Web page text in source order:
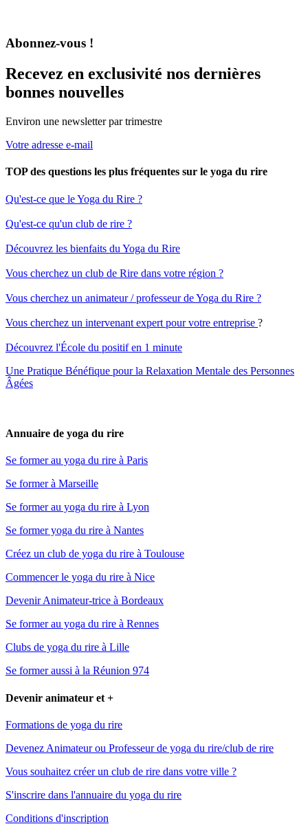
Abonnez-vous !
Recevez en exclusivité nos dernières
bonnes nouvelles
Environ une newsletter par trimestre
Votre adresse e-mail
TOP des questions les plus fréquentes sur le yoga du rire
Qu'est-ce que le Yoga du Rire ?
Qu'est-ce qu'un club de rire ?
Découvrez les bienfaits du Yoga du Rire
Vous cherchez un club de Rire dans votre région ?
Vous cherchez un animateur / professeur de Yoga du Rire ?
Vous cherchez un intervenant expert pour votre entreprise ?
Découvrez l'École du positif en 1 minute
Une Pratique Bénéfique pour la Relaxation Mentale des Personnes
Âgées
Annuaire de yoga du rire
Se former au yoga du rire à Paris
Se former à Marseille
Se former au yoga du rire à Lyon
Se former yoga du rire à Nantes
Créez un club de yoga du rire à Toulouse
Commencer le yoga du rire à Nice
Devenir Animateur-trice à Bordeaux
Se former au yoga du rire à Rennes
Clubs de yoga du rire à Lille
Se former aussi à la Réunion 974
Devenir animateur et +
Formations de yoga du rire
Devenez Animateur ou Professeur de yoga du rire/club de rire
Vous souhaitez créer un club de rire dans votre ville ?
S'inscrire dans l'annuaire du yoga du rire
Conditions d'inscription